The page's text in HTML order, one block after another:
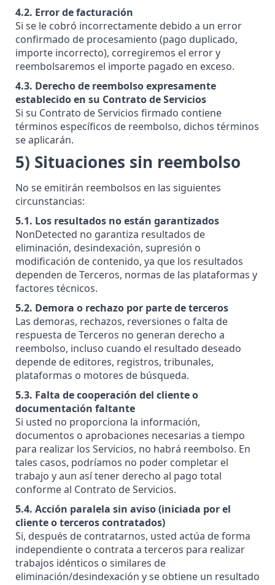
4.2. Error de facturación
Si se le cobró incorrectamente debido a un error
confirmado de procesamiento (pago duplicado,
importe incorrecto), corregiremos el error y
reembolsaremos el importe pagado en exceso.
4.3. Derecho de reembolso expresamente
establecido en su Contrato de Servicios
Si su Contrato de Servicios firmado contiene
términos específicos de reembolso, dichos términos
se aplicarán.
5) Situaciones sin reembolso
No se emitirán reembolsos en las siguientes
circunstancias:
5.1. Los resultados no están garantizados
NonDetected no garantiza resultados de
eliminación, desindexación, supresión o
modificación de contenido, ya que los resultados
dependen de Terceros, normas de las plataformas y
factores técnicos.
5.2. Demora o rechazo por parte de terceros
Las demoras, rechazos, reversiones o falta de
respuesta de Terceros no generan derecho a
reembolso, incluso cuando el resultado deseado
depende de editores, registros, tribunales,
plataformas o motores de búsqueda.
5.3. Falta de cooperación del cliente o
documentación faltante
Si usted no proporciona la información,
documentos o aprobaciones necesarias a tiempo
para realizar los Servicios, no habrá reembolso. En
tales casos, podríamos no poder completar el
trabajo y aun así tener derecho al pago total
conforme al Contrato de Servicios.
5.4. Acción paralela sin aviso (iniciada por el
cliente o terceros contratados)
Si, después de contratarnos, usted actúa de forma
independiente o contrata a terceros para realizar
trabajos idénticos o similares de
eliminación/desindexación y se obtiene un resultado